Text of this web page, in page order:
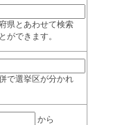
県とあわせて検索
ができます。
で選挙区が分かれ
から